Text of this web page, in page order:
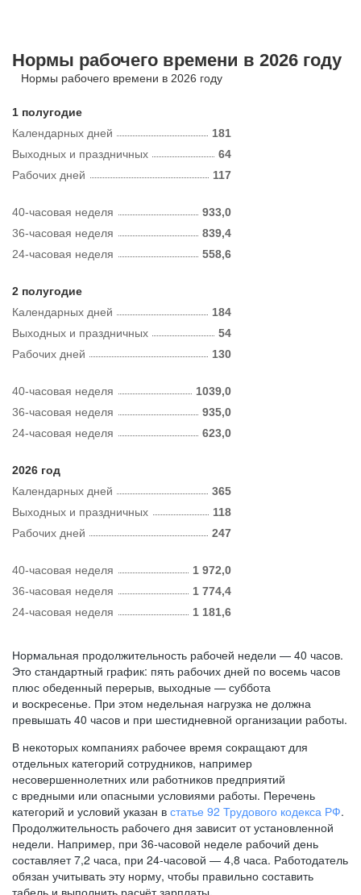
Нормы рабочего времени в 2026 году
Нормы рабочего времени в 2026 году
1 полугодие
Календарных дней
181
Рабочих дней 117
Выходных и праздничных 64
40-часовая неделя
933,0
36-часовая неделя
839,4
24-часовая неделя
558,6
2 полугодие
Календарных дней
184
Рабочих дней 130
Выходных и праздничных 54
40-часовая неделя
1039,0
36-часовая неделя
935,0
24-часовая неделя
623,0
2026 год
Календарных дней
365
Рабочих дней 247
Выходных и праздничных 118
40-часовая неделя
1 972,0
36-часовая неделя
1 774,4
24-часовая неделя
1 181,6
Нормальная продолжительность рабочей недели — 40 часов.
Это стандартный график: пять рабочих дней по восемь часов
плюс обеденный перерыв, выходные — суббота
и воскресенье. При этом недельная нагрузка не должна
превышать 40 часов и при шестидневной организации работы.
В некоторых компаниях рабочее время сокращают для
отдельных категорий сотрудников, например
несовершеннолетних или работников предприятий
с вредными или опасными условиями работы. Перечень
категорий и условий указан в статье 92 Трудового кодекса РФ.
Продолжительность рабочего дня зависит от установленной
недели. Например, при 36-часовой неделе рабочий день
составляет 7,2 часа, при 24-часовой — 4,8 часа. Работодатель
обязан учитывать эту норму, чтобы правильно составить
табель и выполнить расчёт зарплаты.